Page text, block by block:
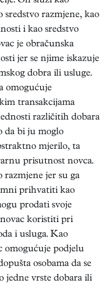
sredstvo razmjene, kao
i kao sredstvo
je obračunska
jer se njime iskazuje
dobra ili usluge.
omogućuje
transakcijama
različitih dobara
da bi ju moglo
mjerilo, ta
prisutnost novca.
razmjene jer su ga
prihvatiti kao
prodati svoje
koristiti pri
i usluga. Kao
omogućuje podjelu
osobama da se
jedne vrste dobara ili